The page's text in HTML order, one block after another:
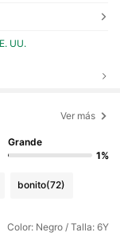
UU.
Ver más
Grande
1%
bonito(72)
Color: Negro / Talla: 6Y